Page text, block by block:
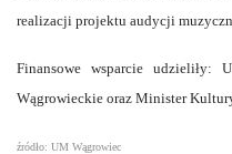
realizacji projektu audycji
Finansowe wsparcie udzieliły:
Wągrowieckie oraz Minister
źródło: UM Wągrowiec